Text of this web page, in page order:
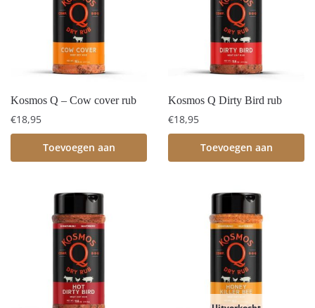
Kosmos Q – Cow cover rub
€18,95
Toevoegen aan
Kosmos Q Dirty Bird rub
€18,95
Toevoegen aan